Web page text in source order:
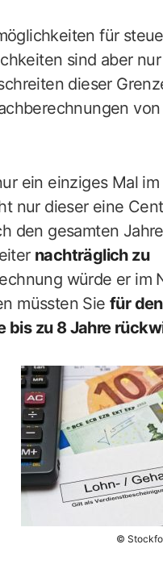
für
sind aber
dieser
ein einziges Mal
nur dieser eine Cent
den gesamten
nachträglich zu
würde er im
müssten Sie für
bis zu 8 Jahre
©